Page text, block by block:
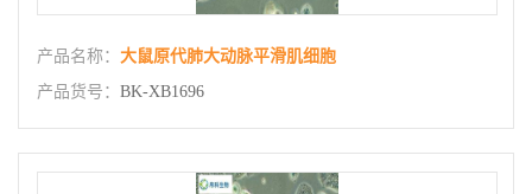
产品名称： 大鼠原代肺大动脉平滑肌细胞
产品货号： BK-XB1696